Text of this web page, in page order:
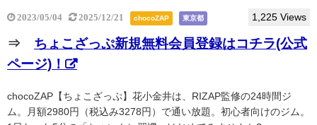
2023/05/04 2025/12/21 chocoZAP 東京都 1,225 Views
⇒ ちょこざっぷ新規無料会員登録はコチラ(公式
ページ)！
chocoZAP【ちょこざっぷ】花小金井は、RIZAP監修の24時間ジ
ム。月額2980円（税込み3278円）で通い放題。初心者向けのジム。